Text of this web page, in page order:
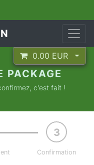
0.00 EUR
PACKAGE
c'est fait !
Confirmation